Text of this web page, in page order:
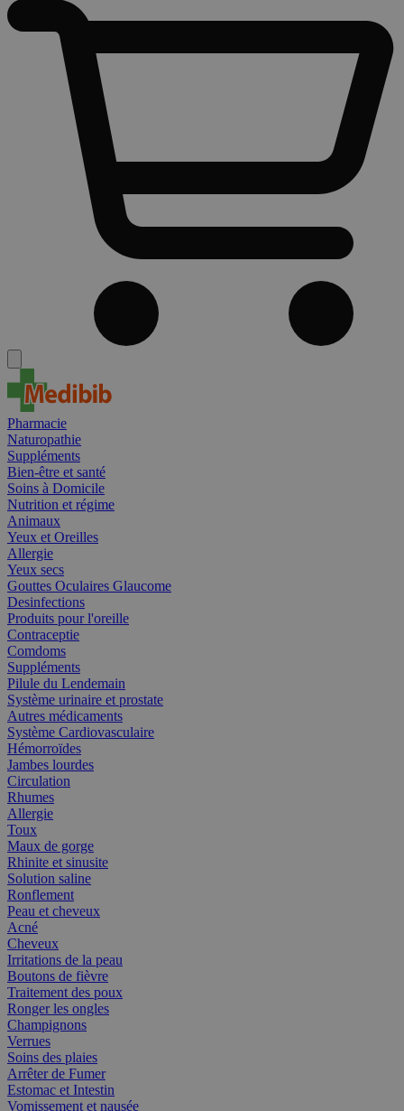
Pharmacie
Naturopathie
Suppléments
Bien-être et santé
Soins à Domicile
Nutrition et régime
Animaux
Yeux et Oreilles
Allergie
Yeux secs
Gouttes Oculaires Glaucome
Desinfections
Produits pour l'oreille
Contraceptie
Comdoms
Suppléments
Pilule du Lendemain
Système urinaire et prostate
Autres médicaments
Système Cardiovasculaire
Hémorroïdes
Jambes lourdes
Circulation
Rhumes
Allergie
Toux
Maux de gorge
Rhinite et sinusite
Solution saline
Ronflement
Peau et cheveux
Acné
Cheveux
Irritations de la peau
Boutons de fièvre
Traitement des poux
Ronger les ongles
Champignons
Verrues
Soins des plaies
Arrêter de Fumer
Estomac et Intestin
Vomissement et nausée